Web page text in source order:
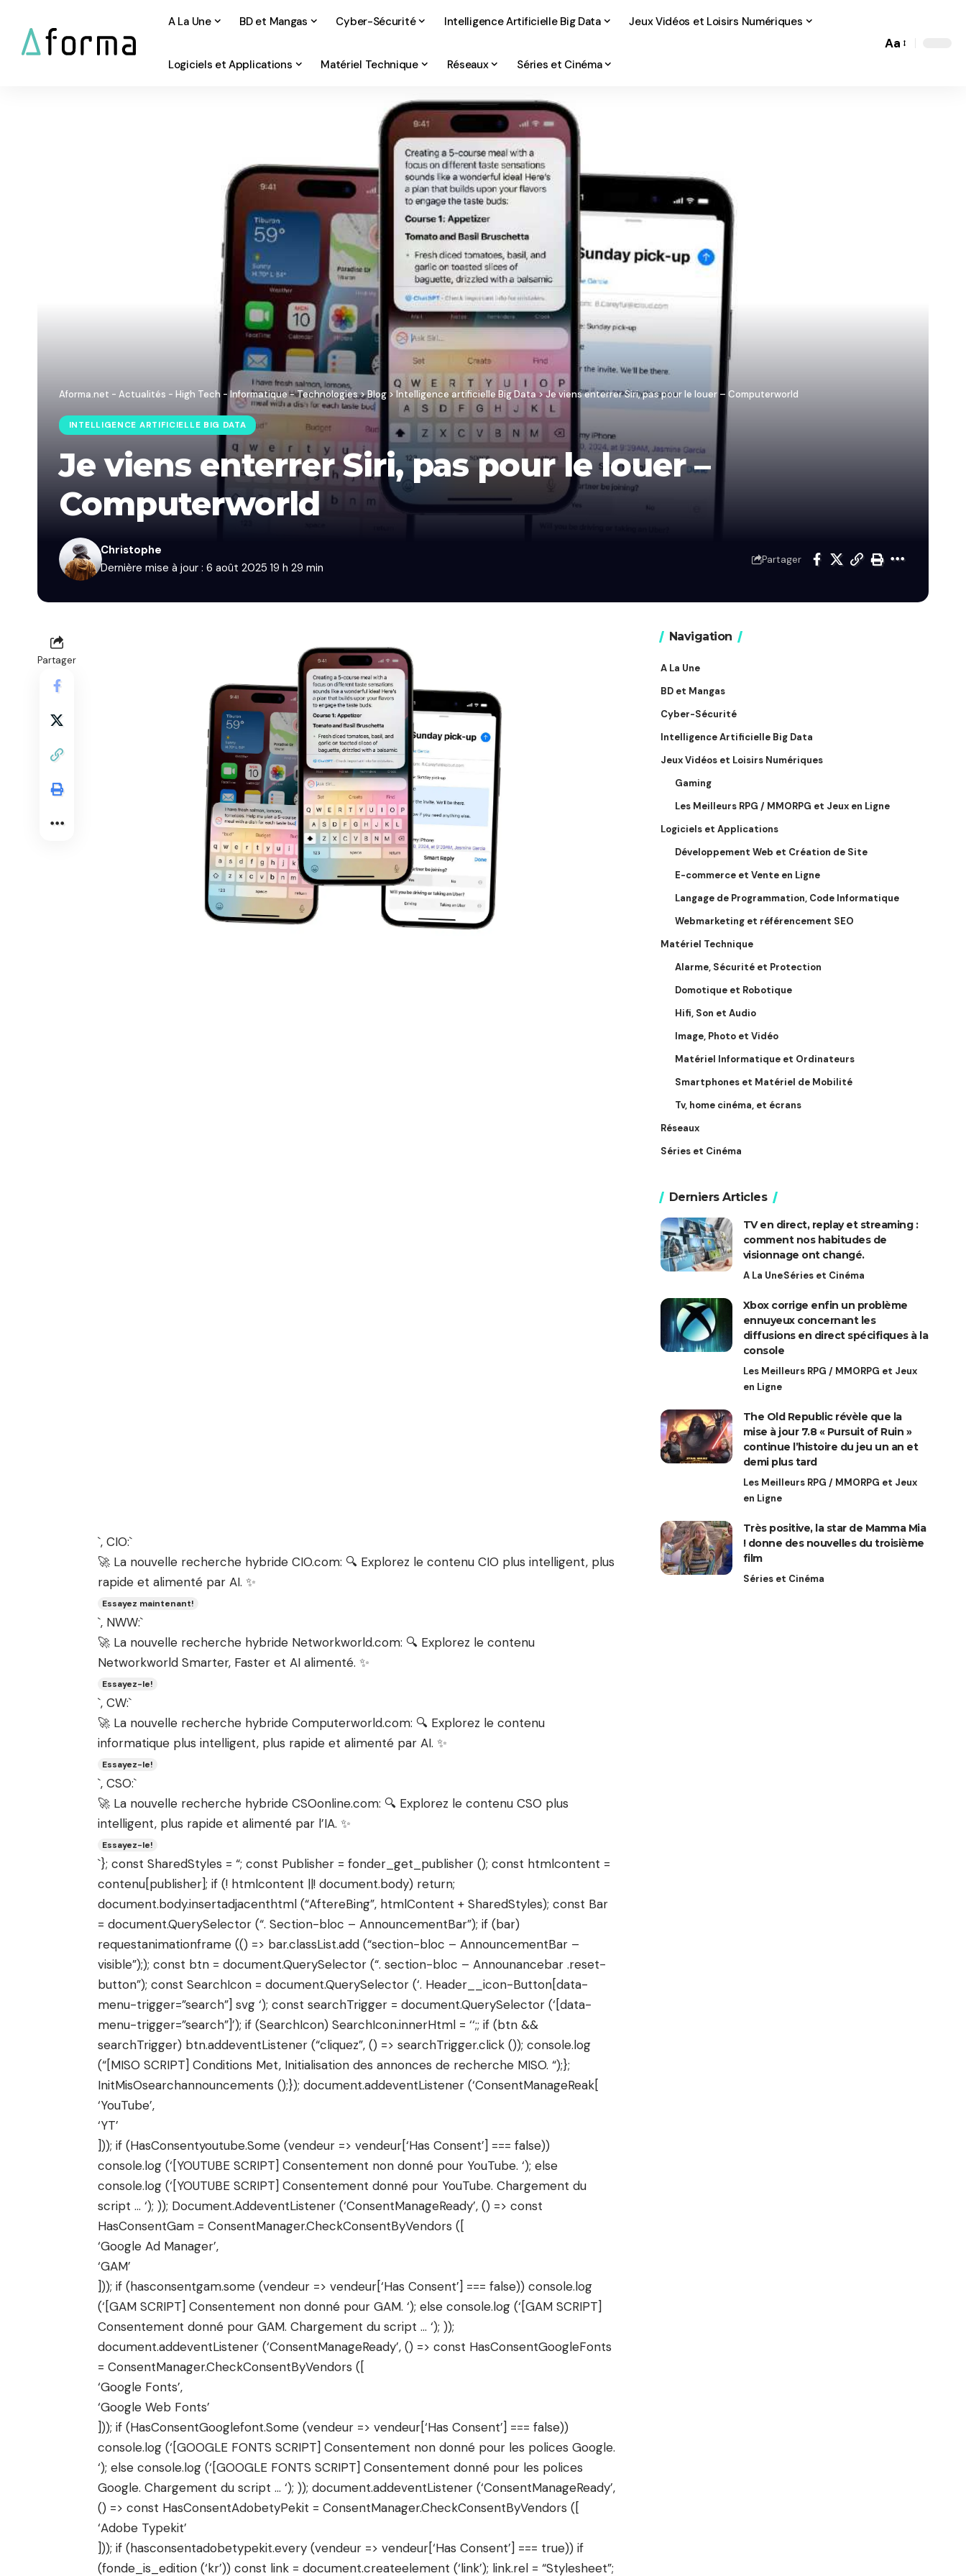
A La Une BD et Mangas Cyber-Sécurité Intelligence Artificielle Big Data Jeux Vidéos et Loisirs Numériques
Logiciels et Applications Matériel Technique Réseaux Séries et Cinéma
Font
Aa
Aforma.net - Actualités - High Tech - Informatique - Technologies>Blog >Intelligence artificielle Big Data>Je viens enterrer Siri, pas pour le louer – Computerworld
INTELLIGENCE ARTIFICIELLE BIG DATA
Je viens enterrer Siri, pas pour le louer –
Computerworld
Dernière mise à jour : 6 août 2025 19 h 29 min
Christophe
Partager
Partager
`, CIO:`
🚀 La nouvelle recherche hybride CIO.com: 🔍 Explorez le contenu CIO plus intelligent, plus
rapide et alimenté par AI. ✨
Essayez maintenant!
`, NWW:`
🚀 La nouvelle recherche hybride Networkworld.com: 🔍 Explorez le contenu
Networkworld Smarter, Faster et AI alimenté. ✨
Essayez-le!
`, CW:`
🚀 La nouvelle recherche hybride Computerworld.com: 🔍 Explorez le contenu
informatique plus intelligent, plus rapide et alimenté par AI. ✨
Essayez-le!
`, CSO:`
🚀 La nouvelle recherche hybride CSOonline.com: 🔍 Explorez le contenu CSO plus
intelligent, plus rapide et alimenté par l’IA. ✨
Essayez-le!
`}; const SharedStyles = “; const Publisher = fonder_get_publisher (); const htmlcontent =
contenu[publisher]; if (! htmlcontent ||! document.body) return;
document.body.insertadjacenthtml (“AftereBing”, htmlContent + SharedStyles); const Bar
= document.QuerySelector (“. Section-bloc – AnnouncementBar”); if (bar)
requestanimationframe (() => bar.classList.add (“section-bloc – AnnouncementBar –
visible”);); const btn = document.QuerySelector (“. section-bloc – Announancebar .reset-
button”); const SearchIcon = document.QuerySelector (‘. Header__icon-Button[data-
menu-trigger=”search”] svg ‘); const searchTrigger = document.QuerySelector (‘[data-
menu-trigger=”search”]’); if (SearchIcon) SearchIcon.innerHtml = ‘‘;; if (btn &&
searchTrigger) btn.addeventListener (“cliquez”, () => searchTrigger.click ()); console.log
(“[MISO SCRIPT] Conditions Met, Initialisation des annonces de recherche MISO. “);};
InitMisOsearchannouncements ();}); document.addeventListener (‘ConsentManageReak[
‘YouTube’,
‘YT’
])); if (HasConsentyoutube.Some (vendeur => vendeur[‘Has Consent’] === false))
console.log (‘[YOUTUBE SCRIPT] Consentement non donné pour YouTube. ‘); else
console.log (‘[YOUTUBE SCRIPT] Consentement donné pour YouTube. Chargement du
script … ‘); )); Document.AddeventListener (‘ConsentManageReady’, () => const
HasConsentGam = ConsentManager.CheckConsentByVendors ([
‘Google Ad Manager’,
‘GAM’
])); if (hasconsentgam.some (vendeur => vendeur[‘Has Consent’] === false)) console.log
(‘[GAM SCRIPT] Consentement non donné pour GAM. ‘); else console.log (‘[GAM SCRIPT]
Consentement donné pour GAM. Chargement du script … ‘); ));
document.addeventListener (‘ConsentManageReady’, () => const HasConsentGoogleFonts
= ConsentManager.CheckConsentByVendors ([
‘Google Fonts’,
‘Google Web Fonts’
])); if (HasConsentGooglefont.Some (vendeur => vendeur[‘Has Consent’] === false))
console.log (‘[GOOGLE FONTS SCRIPT] Consentement non donné pour les polices Google.
‘); else console.log (‘[GOOGLE FONTS SCRIPT] Consentement donné pour les polices
Google. Chargement du script … ‘); )); document.addeventListener (‘ConsentManageReady’,
() => const HasConsentAdobetyPekit = ConsentManager.CheckConsentByVendors ([
‘Adobe Typekit’
])); if (hasconsentadobetypekit.every (vendeur => vendeur[‘Has Consent’] === true)) if
(fonde_is_edition (‘kr’)) const link = document.createelement (‘link’); link.rel = “Stylesheet”;
Navigation
A La Une
BD et Mangas
Cyber-Sécurité
Intelligence Artificielle Big Data
Jeux Vidéos et Loisirs Numériques
Gaming
Les Meilleurs RPG / MMORPG et Jeux en Ligne
Logiciels et Applications
Développement Web et Création de Site
E-commerce et Vente en Ligne
Langage de Programmation, Code Informatique
Webmarketing et référencement SEO
Matériel Technique
Alarme, Sécurité et Protection
Domotique et Robotique
Hifi, Son et Audio
Image, Photo et Vidéo
Matériel Informatique et Ordinateurs
Smartphones et Matériel de Mobilité
Tv, home cinéma, et écrans
Réseaux
Séries et Cinéma
Derniers Articles
TV en direct, replay et streaming :
comment nos habitudes de
visionnage ont changé.
A La UneSéries et Cinéma
Xbox corrige enfin un problème
ennuyeux concernant les
diffusions en direct spécifiques à la
console
Les Meilleurs RPG / MMORPG et Jeux
en Ligne
The Old Republic révèle que la
mise à jour 7.8 « Pursuit of Ruin »
continue l’histoire du jeu un an et
demi plus tard
Les Meilleurs RPG / MMORPG et Jeux
en Ligne
Très positive, la star de Mamma Mia
! donne des nouvelles du troisième
film
Séries et Cinéma